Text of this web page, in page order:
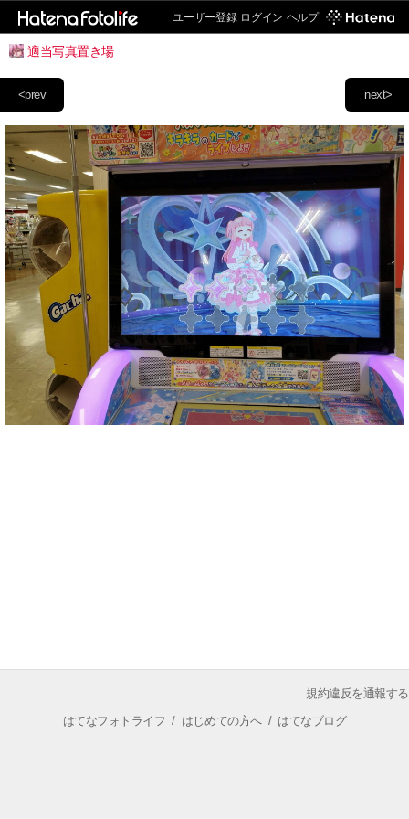
ユーザー登録 ログイン ヘルプ
適当写真置き場
next>
<prev
規約違反を通報する
はてなフォトライフ / はじめての方へ/ はてなブログ